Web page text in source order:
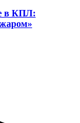
в КПЛ: